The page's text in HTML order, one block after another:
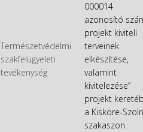
Természetvédelmi
szakfelügyeleti
tevékenység
000014
azonosító
projekt kiviteli
terveinek
elkészítése,
valamint
kivitelezése”
projekt
a Kisköre-
szakaszon